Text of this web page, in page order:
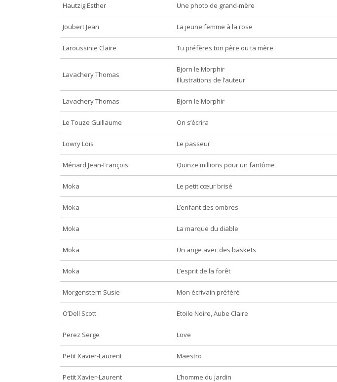
Hautzig Esther Une photo de grand-mère
Joubert Jean La jeune femme à la rose
Laroussinie Claire Tu préfères ton père ou ta mère
Lavachery Thomas
Bjorn le Morphir
Illustrations de l’auteur
Lavachery Thomas Bjorn le Morphir
Le Touze Guillaume On s’écrira
Lowry Lois Le passeur
Ménard Jean-François Quinze millions pour un fantôme
Moka Le petit cœur brisé
Moka L’enfant des ombres
Moka La marque du diable
Moka Un ange avec des baskets
Moka L’esprit de la forêt
Morgenstern Susie Mon écrivain préféré
O’Dell Scott Etoile Noire, Aube Claire
Perez Serge Love
Petit Xavier-Laurent Maestro
Petit Xavier-Laurent L’homme du jardin